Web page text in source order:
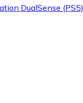
DualSense (PS5)